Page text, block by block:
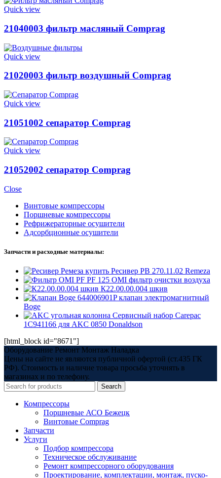
Quick view
21040003 фильтр масляный Comprag
Quick view
21020003 фильтр воздушный Comprag
Quick view
21051002 сепаратор Comprag
Quick view
21052002 сепаратор Comprag
Close
Винтовые компрессоры
Поршневые компрессоры
Рефрижераторные осушители
Адсорбционные осушители
Запчасти и расходные материалы:
Ресивер РВ 270.11.02 Remeza
PF 125 OMI фильтр очистки воздуха
К22.00.00.004 шкив
644006901P клапан электромагнитный
Boge
Сервисный набор Carepac
1C941166 для AKC 0850 Donaldson
[html_block id="8671"]
Оборудование Ремонт Монтаж Наладка
Цены на сайте не являются публичной офертой (ст.435 ГК
РФ). Стоимость и наличие товара просьба уточнять в
магазинах и по телефону.
Search
Компрессоры
Поршневые АСО Бежецк
Винтовые Comprag
Запчасти
Услуги
Подбор компрессора
Техническое обслуживание
Ремонт компрессорного оборудования
Проектирование, комплектации, монтаж, пуско-